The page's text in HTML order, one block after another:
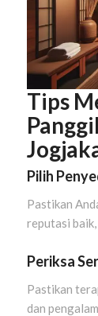
Tips
Pilih
Pastikan
reputasi
Periksa
Pastikan
dan